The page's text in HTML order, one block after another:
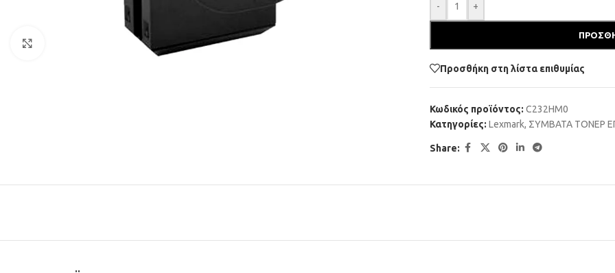
- +
Προσθήκη στη λίστα επιθυμίας
Κωδικός προϊόντος: C232HM0
Κατηγορίες: Lexmark, ΣΥΜΒΑΤΑ ΤΟΝΕΡ
Share: